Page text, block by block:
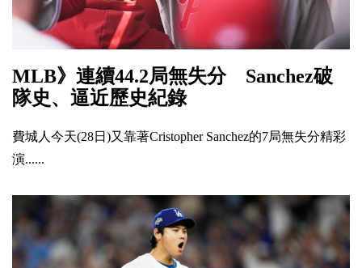
MLB》連續44.2局無失分 Sanchez破
隊史、逼近歷史紀錄
費城人今天(28日)又靠著Cristopher Sanchez的7局無失分精彩
演......